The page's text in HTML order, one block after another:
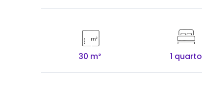
30 m² 1 quarto